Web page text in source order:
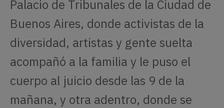
Palacio de Tribunales de la Ciudad de
Buenos Aires, donde activistas de la
diversidad, artistas y gente suelta
acompañó a la familia y le puso el
cuerpo al juicio desde las 9 de la
mañana, y otra adentro, donde se